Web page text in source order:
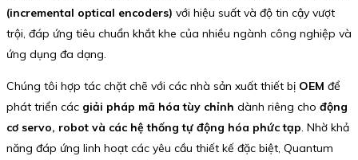
(incremental optical encoders) với hiệu suất và độ tin cậy vượt
trội, đáp ứng tiêu chuẩn khắt khe của nhiều ngành công nghiệp và
ứng dụng đa dạng.
Chúng tôi hợp tác chặt chẽ với các nhà sản xuất thiết bị OEM để
phát triển các giải pháp mã hóa tùy chỉnh dành riêng cho động
cơ servo, robot và các hệ thống tự động hóa phức tạp. Nhờ khả
năng đáp ứng linh hoạt các yêu cầu thiết kế đặc biệt, Quantum